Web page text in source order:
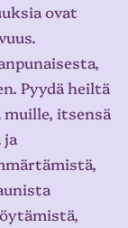
ovat
Pyydä heiltä
itsensä
ja